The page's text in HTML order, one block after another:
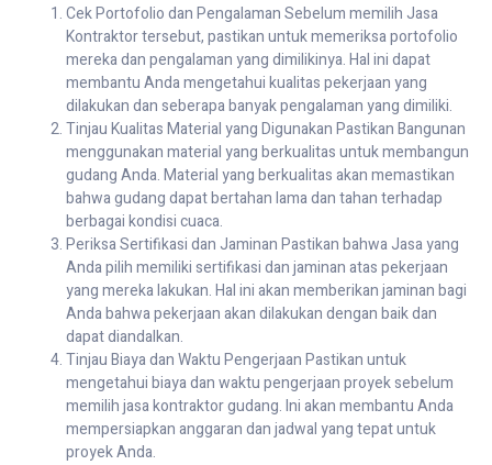
Cek Portofolio dan Pengalaman Sebelum memilih Jasa
Kontraktor tersebut, pastikan untuk memeriksa portofolio
mereka dan pengalaman yang dimilikinya. Hal ini dapat
membantu Anda mengetahui kualitas pekerjaan yang
dilakukan dan seberapa banyak pengalaman yang dimiliki.
Tinjau Kualitas Material yang Digunakan Pastikan Bangunan
menggunakan material yang berkualitas untuk membangun
gudang Anda. Material yang berkualitas akan memastikan
bahwa gudang dapat bertahan lama dan tahan terhadap
berbagai kondisi cuaca.
Periksa Sertifikasi dan Jaminan Pastikan bahwa Jasa yang
Anda pilih memiliki sertifikasi dan jaminan atas pekerjaan
yang mereka lakukan. Hal ini akan memberikan jaminan bagi
Anda bahwa pekerjaan akan dilakukan dengan baik dan
dapat diandalkan.
Tinjau Biaya dan Waktu Pengerjaan Pastikan untuk
mengetahui biaya dan waktu pengerjaan proyek sebelum
memilih jasa kontraktor gudang. Ini akan membantu Anda
mempersiapkan anggaran dan jadwal yang tepat untuk
proyek Anda.